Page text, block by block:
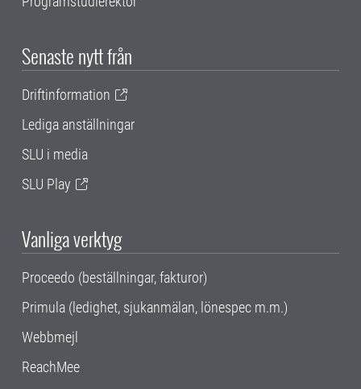
Senaste nytt från
Driftinformation
Lediga anställningar
SLU i media
SLU Play
Vanliga verktyg
Proceedo (beställningar, fakturor)
Primula (ledighet, sjukanmälan, lönespec m.m.)
Webbmejl
ReachMee